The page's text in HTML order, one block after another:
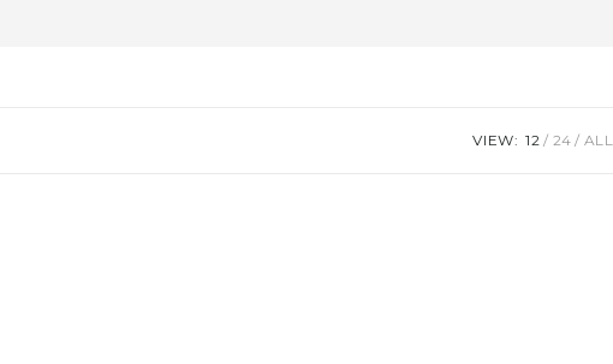
VIEW: 12 24 ALL